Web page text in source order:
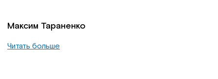
Максим Тараненко
Читать больше